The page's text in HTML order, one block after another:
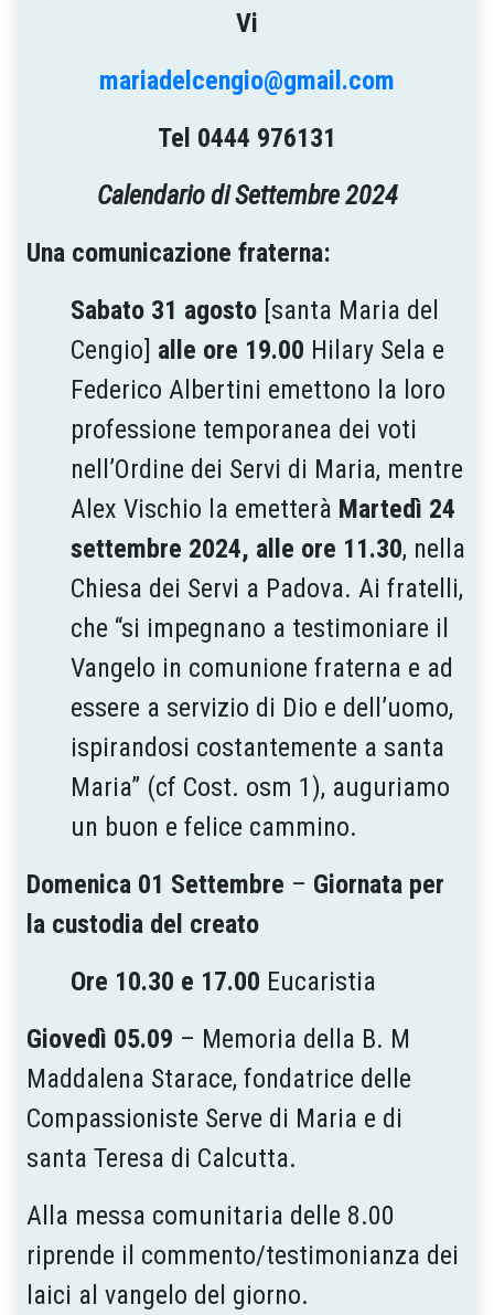
Vi
mariadelcengio@gmail.com
Tel 0444 976131
Calendario di Settembre 2024
Una comunicazione fraterna:
Sabato 31 agosto [santa Maria del
Cengio] alle ore 19.00 Hilary Sela e
Federico Albertini emettono la loro
professione temporanea dei voti
nell’Ordine dei Servi di Maria, mentre
Alex Vischio la emetterà Martedì 24
settembre 2024, alle ore 11.30, nella
Chiesa dei Servi a Padova. Ai fratelli,
che “si impegnano a testimoniare il
Vangelo in comunione fraterna e ad
essere a servizio di Dio e dell’uomo,
ispirandosi costantemente a santa
Maria” (cf Cost. osm 1), auguriamo
un buon e felice cammino.
Domenica 01 Settembre – Giornata per
la custodia del creato
Ore 10.30 e 17.00 Eucaristia
Giovedì 05.09 – Memoria della B. M
Maddalena Starace, fondatrice delle
Compassioniste Serve di Maria e di
santa Teresa di Calcutta.
Alla messa comunitaria delle 8.00
riprende il commento/testimonianza dei
laici al vangelo del giorno.